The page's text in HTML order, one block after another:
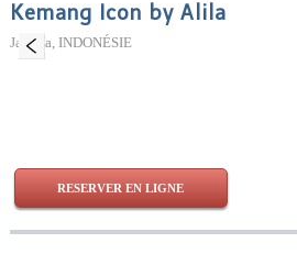
Kemang Icon by Alila
Jakarta, INDONÉSIE
RESERVER EN LIGNE